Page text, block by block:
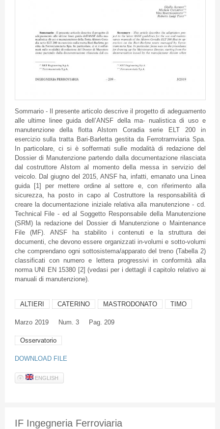
Sommario - Il presente articolo descrive il progetto di adeguamento
alle ultime linee guida dell’ANSF della ma- nualistica di uso e
manutenzione della flotta Alstom Coradia serie ELT 200 in
esercizio sulla tratta Bari-Barletta gestita da Ferrotramviaria Spa.
In particolare, ci si è soffermati sulle modalità di redazione del
Dossier di Manutenzione partendo dalla documentazione rilasciata
dal costruttore Alstom al momento della messa in servizio del
veicolo. Dal giugno del 2015, ANSF ha, infatti, emanato una Linea
guida [1] per mettere ordine al settore e, con riferimento alla
sicurezza, ha posto in capo al Costruttore la responsabilità di
creare la documentazione iniziale relativa alla manutenzione - cd.
Technical File - ed al Soggetto Responsabile della Manutenzione
(SRM) la redazione del Dossier di Manutenzione o Maintenance
File (MF). ANSF ha stabilito i contenuti e la struttura dei
documenti, che devono essere organizzati in-volumi e sotto-volumi
che comprendano ogni sottosistema/apparato del treno (Tabella 2)
classificati con numero e lettera progressivi in conformità alla
norma UNI EN 15380 [2] (vedasi per i dettagli il capitolo relativo ai
manuali di manutenzione).
ALTIERI CATERINO MASTRODONATO TIMO
Marzo 2019 Num. 3 Pag. 209
Osservatorio
DOWNLOAD FILE
ENGLISH
IF Ingegneria Ferroviaria